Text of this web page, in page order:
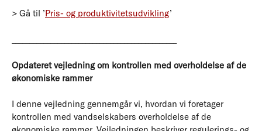
> Gå til ’Pris- og produktivitetsudvikling’
Opdateret vejledning om kontrollen med overholdelse af de
økonomiske rammer
I denne vejledning gennemgår vi, hvordan vi foretager
kontrollen med vandselskabers overholdelse af de